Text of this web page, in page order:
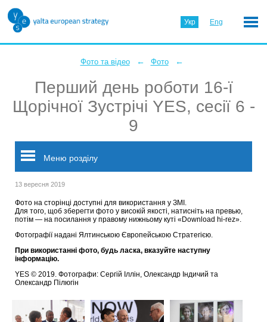
Укр Eng
Фото та відео ← Фото ←
Перший день роботи 16-ї
Щорічної Зустрічі YES, сесії 6 -
9
Меню розділу
13 вересня 2019
Фото на сторінці доступні для використання у ЗМІ.
Для того, щоб зберегти фото у високій якості, натисніть на превью,
потім — на посилання у правому нижньому куті «Download hi-rez».
Фотографії надані Ялтинською Європейською Стратегією.
При використанні фото, будь ласка, вказуйте наступну
інформацію.
YES © 2019. Фотографи: Сергій Іллін, Олександр Індичий та
Олександр Пілюгін